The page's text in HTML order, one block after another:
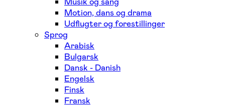
Motion, dans og drama
Udflugter og forestillinger
Sprog
Arabisk
Bulgarsk
Dansk - Danish
Engelsk
Finsk
Fransk